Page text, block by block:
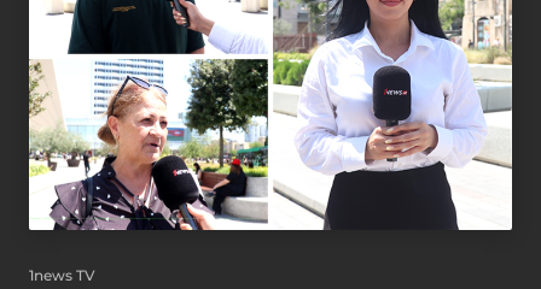
1news TV